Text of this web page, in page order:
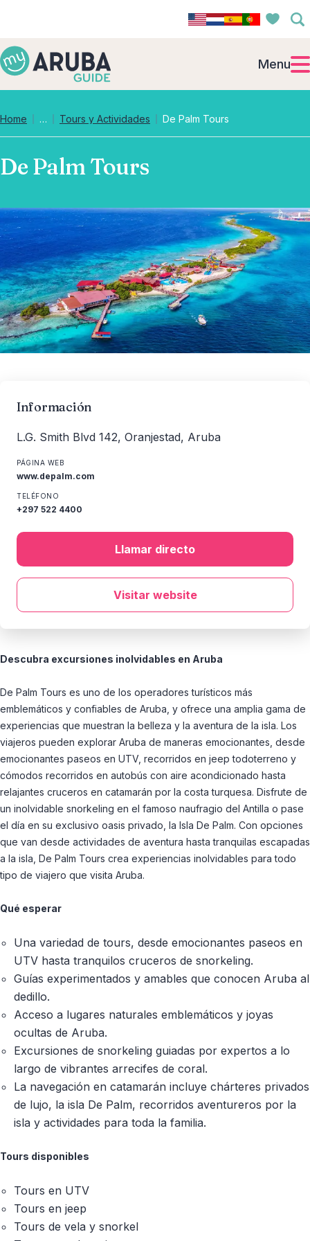
Menu
Home … Collapsed breadcrumb levels
Tours y Actividades De Palm Tours
De Palm Tours
Descubra excursiones inolvidables en Aruba
De Palm Tours es uno de los operadores turísticos más
emblemáticos y confiables de Aruba, y ofrece una amplia gama de
experiencias que muestran la belleza y la aventura de la isla. Los
viajeros pueden explorar Aruba de maneras emocionantes, desde
emocionantes paseos en UTV, recorridos en jeep todoterreno y
cómodos recorridos en autobús con aire acondicionado hasta
relajantes cruceros en catamarán por la costa turquesa. Disfrute de
un inolvidable snorkeling en el famoso naufragio del Antilla o pase
el día en su exclusivo oasis privado, la Isla De Palm. Con opciones
que van desde actividades de aventura hasta tranquilas escapadas
a la isla, De Palm Tours crea experiencias inolvidables para todo
tipo de viajero que visita Aruba.
Qué esperar
Una variedad de tours, desde emocionantes paseos en
UTV hasta tranquilos cruceros de snorkeling.
Guías experimentados y amables que conocen Aruba al
dedillo.
Acceso a lugares naturales emblemáticos y joyas
ocultas de Aruba.
Excursiones de snorkeling guiadas por expertos a lo
largo de vibrantes arrecifes de coral.
La navegación en catamarán incluye chárteres privados
de lujo, la isla De Palm, recorridos aventureros por la
isla y actividades para toda la familia.
Tours disponibles
Tours en UTV
Tours en jeep
Tours de vela y snorkel
Información
L.G. Smith Blvd 142, Oranjestad, Aruba
PÁGINA WEB
www.depalm.com
TELÉFONO
+297 522 4400
Llamar directo
Visitar website